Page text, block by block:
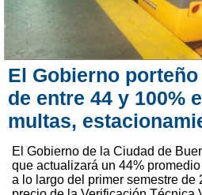
El Gobierno
de entre 44 y 100%
multas,
El Gobierno de la Ciudad de
que actualizará un 44%
a lo largo del primer semestre de